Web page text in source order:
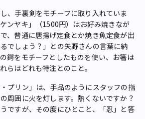
、手裏剣をモチーフに取り入れていま
ンヤキ」（1500円）はお好み焼きなが
、普通に唐揚げ定食とか焼き魚定食が出
でしょう？」との矢野さんの言葉に納
鍔をモチーフとしたものを使い、お箸は
らはどれも特注とのこと。
プリン」は、手品のようにスタッフの指
周囲に火を灯します。熱くないですか？
ですが、その度にひとこと、「忍」と答